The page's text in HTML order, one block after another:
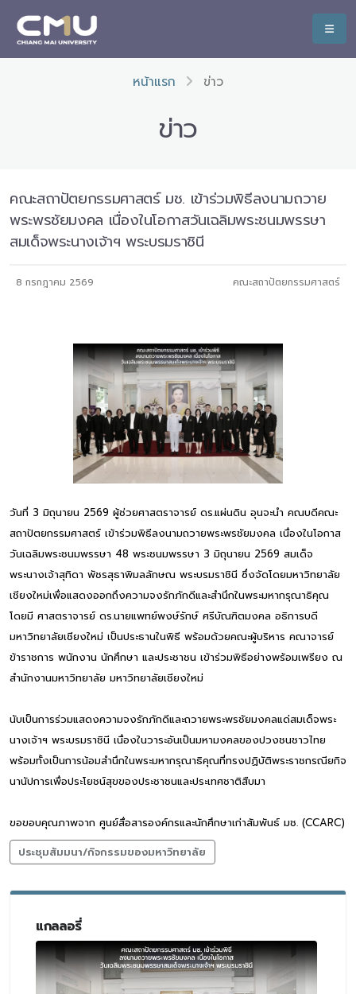
หน้าแรก ข่าว
ข่าว
คณะสถาปัตยกรรมศาสตร์ มช. เข้าร่วมพิธีลงนามถวาย
พระพรชัยมงคล เนื่องในโอกาสวันเฉลิมพระชนมพรรษา
สมเด็จพระนางเจ้าฯ พระบรมราชินี
8 กรกฎาคม 2569 คณะสถาปัตยกรรมศาสตร์
วันที่ 3 มิถุนายน 2569 ผู้ช่วยศาสตราจารย์ ดร.แผ่นดิน อุนจะนำ คณบดีคณะ
สถาปัตยกรรมศาสตร์ เข้าร่วมพิธีลงนามถวายพระพรชัยมงคล เนื่องในโอกาส
วันเฉลิมพระชนมพรรษา 48 พระชนมพรรษา 3 มิถุนายน 2569 สมเด็จ
พระนางเจ้าสุทิดา พัชรสุธาพิมลลักษณ พระบรมราชินี ซึ่งจัดโดยมหาวิทยาลัย
เชียงใหม่เพื่อแสดงออกถึงความจงรักภักดีและสำนึกในพระมหากรุณาธิคุณ
โดยมี ศาสตราจารย์ ดร.นายแพทย์พงษ์รักษ์ ศรีบัณฑิตมงคล อธิการบดี
มหาวิทยาลัยเชียงใหม่ เป็นประธานในพิธี พร้อมด้วยคณะผู้บริหาร คณาจารย์
ข้าราชการ พนักงาน นักศึกษา และประชาชน เข้าร่วมพิธีอย่างพร้อมเพรียง ณ
สำนักงานมหาวิทยาลัย มหาวิทยาลัยเชียงใหม่
นับเป็นการร่วมแสดงความจงรักภักดีและถวายพระพรชัยมงคลแด่สมเด็จพระ
นางเจ้าฯ พระบรมราชินี เนื่องในวาระอันเป็นมหามงคลของปวงชนชาวไทย
พร้อมทั้งเป็นการน้อมสำนึกในพระมหากรุณาธิคุณที่ทรงปฏิบัติพระราชกรณียกิจ
นานัปการเพื่อประโยชน์สุขของประชาชนและประเทศชาติสืบมา
ขอขอบคุณภาพจาก ศูนย์สื่อสารองค์กรและนักศึกษาเก่าสัมพันธ์ มช. (CCARC)
ประชุมสัมมนา/กิจกรรมของมหาวิทยาลัย
แกลลอรี่